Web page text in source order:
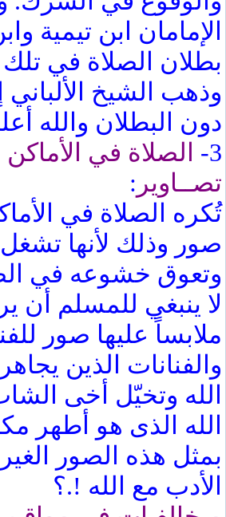
الإمامان ابن تيمية
بطلان الصلاة في
وذهب الشيخ الألباني
دون البطلان والله
3-
الصلاة في الأماكن
تصــاوير :
تُكره الصلاة في
صور وذلك لأنها
وتعوق خشوعه في
لا ينبغي للمسلم أن
ملابساً عليها صور
والفنانات الذين
الله وتخيّل أخى
الله الذى هو أطهر
بمثل هذه الصور الغير
الأدب مع الله !.؟